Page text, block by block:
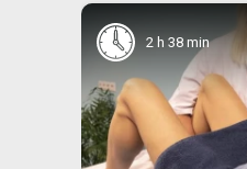
2 h 38 min